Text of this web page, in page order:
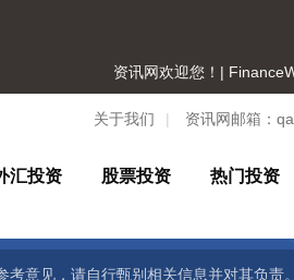
资讯网欢迎您！|
关于我们 | 资讯网邮箱：
汇投资 股票投资 热门投资
意见，请自行甄别相关信息并对其负责。